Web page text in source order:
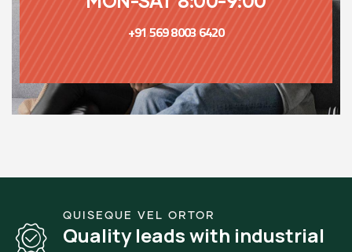
+91 569 8003 6420
QUISEQUE VEL ORTOR
Quality leads with industrial